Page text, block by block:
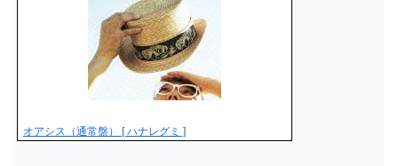
オアシス（通常盤） [ ハナレグミ ]